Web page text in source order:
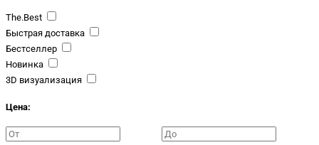
The.Best
Быстрая доставка
Бестселлер
Новинка
3D визуализация
Цена: